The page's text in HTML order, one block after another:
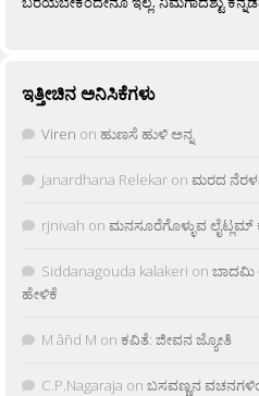
ಇತ್ತೀಚಿನ ಅನಿಸಿಕೆಗಳು
Viren on ಹುಣಸೆ ಹುಳಿ ಅನ್ನ
Janardhana Relekar on ಮರದ
rjnivah on ಮನಸೂರೆಗೊಳ್ಳುವ
Siddanagouda kalakeri on ಬಾದಮಿ
ಹೇಳಿಕೆ
M âñd M on ಕವಿತೆ: ಜೀವನ ಜ್ಯೋತಿ
C.P.Nagaraja on ಬಸವಣ್ಣನ